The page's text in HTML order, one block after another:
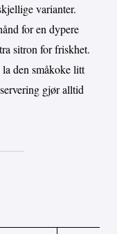
varianter.
for en dypere
sitron for friskhet.
den småkoke litt
gjør alltid